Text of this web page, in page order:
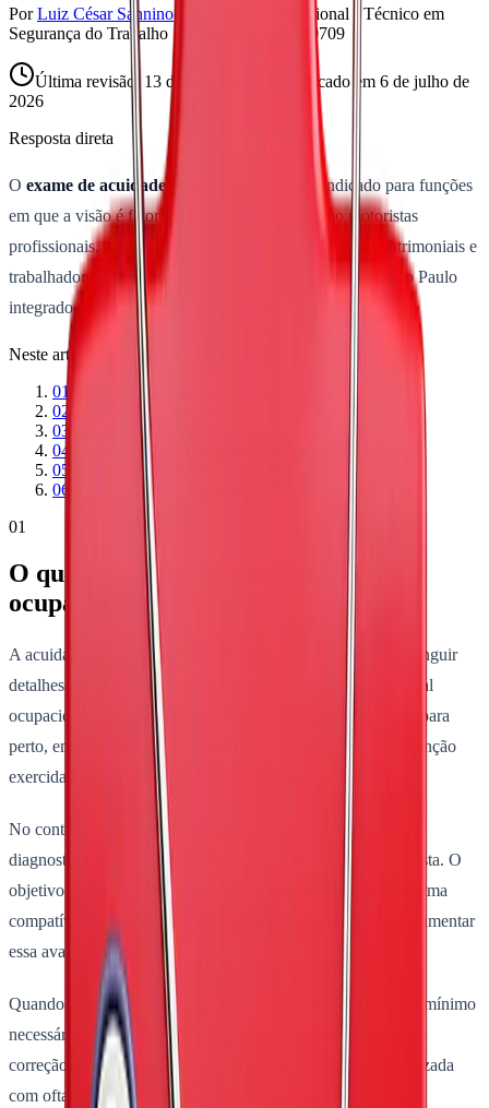
Por Luiz César Sannino
Higienista Ocupacional · Técnico em
Segurança do Trabalho · CREA/SP 5061899709
Última revisão:13 de julho de 2026 Publicado em 6 de julho de
2026
Resposta direta
O exame de acuidade visual ocupacional
é indicado para funções
em que a visão é fator direto de segurança, como motoristas
profissionais, operadores de empilhadeira, seguranças patrimoniais e
trabalhadores em altura. A SERMST realiza o teste em São Paulo
integrado ao ASO e ao PCMSO da empresa.
Neste artigo
01
O que é o exame de acuidade visual ocupacional
02
Quando o PCMSO exige acuidade visual
03
O que o exame avalia
04
Acuidade visual para motoristas profissionais
05
Como o resultado entra no ASO
06
O que avaliar ao escolher onde fazer o exame
01
O que é o exame de acuidade visual
ocupacional
A acuidade visual é a medida da capacidade do olho de distinguir
detalhes em diferentes distâncias. O exame de acuidade visual
ocupacional avalia essa capacidade tanto para longe quanto para
perto, em condições que simulam as exigências visuais da função
exercida pelo trabalhador.
No contexto do PCMSO, o teste não tem como objetivo
diagnosticar doenças oculares: esse é o papel do oftalmologista. O
objetivo é verificar se o trabalhador tem condição visual mínima
compatível com os requisitos de segurança da função, e documentar
essa avaliação no ASO.
Quando o médico do trabalho identifica acuidade abaixo do mínimo
necessário para a função, pode condicionar o ASO ao uso de
correção óptica adequada ou recomendar avaliação especializada
com oftalmologista antes de emitir a conclusão de apto.